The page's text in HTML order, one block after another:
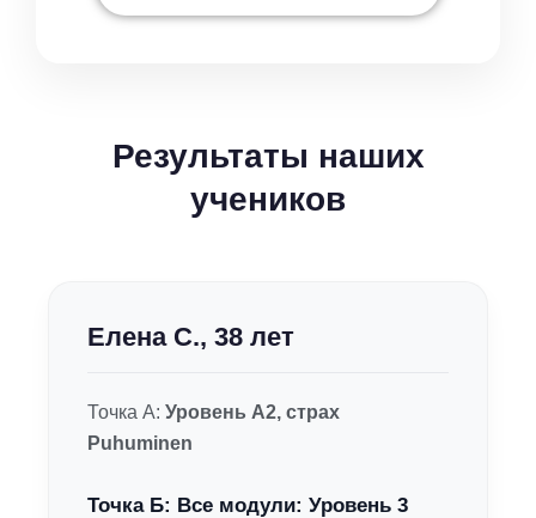
Результаты наших
учеников
Елена С., 38 лет
Точка А: Уровень A2, страх
Puhuminen
Точка Б: Все модули: Уровень 3